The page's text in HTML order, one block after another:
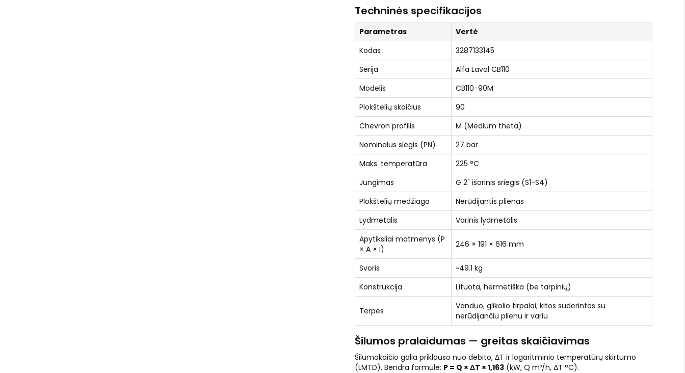
Techninės specifikacijos
Parametras
Vertė
Kodas
3287133145
Serija
Alfa Laval CB110
Modelis
CB110-90M
Plokštelių skaičius
90
Chevron profilis
M (Medium theta)
Nominalus slėgis (PN)
27 bar
Maks. temperatūra
225 °C
Jungimas
G 2" išorinis sriegis (S1-S4)
Plokštelių medžiaga
Nerūdijantis plienas
Lydmetalis
Varinis lydmetalis
Apytiksliai matmenys (P
× A × I)
246 × 191 × 616 mm
Svoris
~49.1 kg
Konstrukcija
Lituota, hermetiška (be tarpinių)
Terpės
Vanduo, glikolio tirpalai, kitos suderintos su
nerūdijančiu plienu ir variu
Šilumos pralaidumas — greitas skaičiavimas
Šilumokaičio galia priklauso nuo debito, ΔT ir logaritminio temperatūrų skirtumo
(LMTD). Bendra formulė: P = Q × ΔT × 1,163 (kW, Q m³/h, ΔT °C).